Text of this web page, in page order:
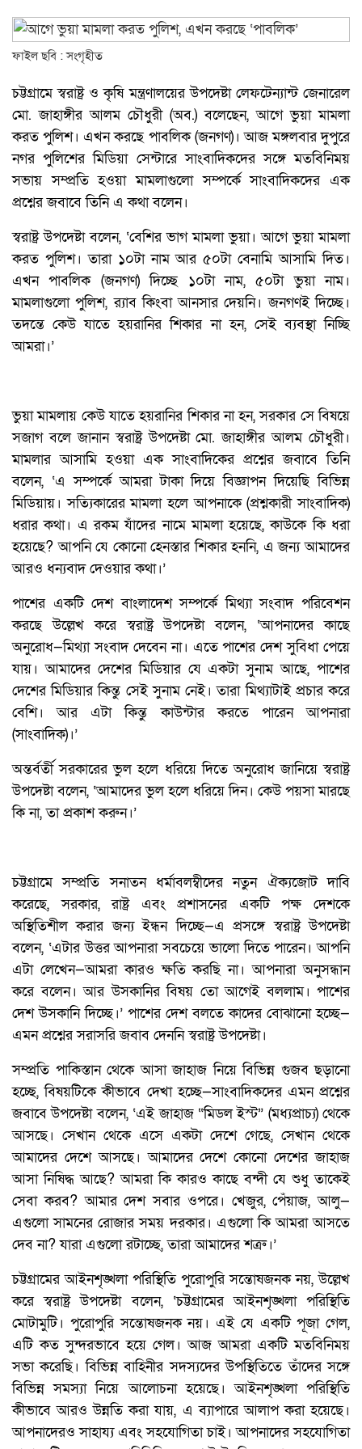
ফাইল ছবি : সংগৃহীত
চট্টগ্রামে স্বরাষ্ট্র ও কৃষি মন্ত্রণালয়ের উপদেষ্টা লেফটেন্যান্ট জেনারেল
মো. জাহাঙ্গীর আলম চৌধুরী (অব.) বলেছেন, আগে ভুয়া মামলা
করত পুলিশ। এখন করছে পাবলিক (জনগণ)। আজ মঙ্গলবার দুপুরে
নগর পুলিশের মিডিয়া সেন্টারে সাংবাদিকদের সঙ্গে মতবিনিময়
সভায় সম্প্রতি হওয়া মামলাগুলো সম্পর্কে সাংবাদিকদের এক
প্রশ্নের জবাবে তিনি এ কথা বলেন।
স্বরাষ্ট্র উপদেষ্টা বলেন, ‘বেশির ভাগ মামলা ভুয়া। আগে ভুয়া মামলা
করত পুলিশ। তারা ১০টা নাম আর ৫০টা বেনামি আসামি দিত।
এখন পাবলিক (জনগণ) দিচ্ছে ১০টা নাম, ৫০টা ভুয়া নাম।
মামলাগুলো পুলিশ, র‍্যাব কিংবা আনসার দেয়নি। জনগণই দিচ্ছে।
তদন্তে কেউ যাতে হয়রানির শিকার না হন, সেই ব্যবস্থা নিচ্ছি
আমরা।’
ভুয়া মামলায় কেউ যাতে হয়রানির শিকার না হন, সরকার সে বিষয়ে
সজাগ বলে জানান স্বরাষ্ট্র উপদেষ্টা মো. জাহাঙ্গীর আলম চৌধুরী।
মামলার আসামি হওয়া এক সাংবাদিকের প্রশ্নের জবাবে তিনি
বলেন, ‘এ সম্পর্কে আমরা টাকা দিয়ে বিজ্ঞাপন দিয়েছি বিভিন্ন
মিডিয়ায়। সত্যিকারের মামলা হলে আপনাকে (প্রশ্নকারী সাংবাদিক)
ধরার কথা। এ রকম যাঁদের নামে মামলা হয়েছে, কাউকে কি ধরা
হয়েছে? আপনি যে কোনো হেনস্তার শিকার হননি, এ জন্য আমাদের
আরও ধন্যবাদ দেওয়ার কথা।’
পাশের একটি দেশ বাংলাদেশ সম্পর্কে মিথ্যা সংবাদ পরিবেশন
করছে উল্লেখ করে স্বরাষ্ট্র উপদেষ্টা বলেন, ‘আপনাদের কাছে
অনুরোধ—মিথ্যা সংবাদ দেবেন না। এতে পাশের দেশ সুবিধা পেয়ে
যায়। আমাদের দেশের মিডিয়ার যে একটা সুনাম আছে, পাশের
দেশের মিডিয়ার কিন্তু সেই সুনাম নেই। তারা মিথ্যাটাই প্রচার করে
বেশি। আর এটা কিন্তু কাউন্টার করতে পারেন আপনারা
(সাংবাদিক)।’
অন্তর্বর্তী সরকারের ভুল হলে ধরিয়ে দিতে অনুরোধ জানিয়ে স্বরাষ্ট্র
উপদেষ্টা বলেন, ‘আমাদের ভুল হলে ধরিয়ে দিন। কেউ পয়সা মারছে
কি না, তা প্রকাশ করুন।’
চট্টগ্রামে সম্প্রতি সনাতন ধর্মাবলম্বীদের নতুন ঐক্যজোট দাবি
করেছে, সরকার, রাষ্ট্র এবং প্রশাসনের একটি পক্ষ দেশকে
অস্থিতিশীল করার জন্য ইন্ধন দিচ্ছে—এ প্রসঙ্গে স্বরাষ্ট্র উপদেষ্টা
বলেন, ‘এটার উত্তর আপনারা সবচেয়ে ভালো দিতে পারেন। আপনি
এটা লেখেন—আমরা কারও ক্ষতি করছি না। আপনারা অনুসন্ধান
করে বলেন। আর উসকানির বিষয় তো আগেই বললাম। পাশের
দেশ উসকানি দিচ্ছে।’ পাশের দেশ বলতে কাদের বোঝানো হচ্ছে—
এমন প্রশ্নের সরাসরি জবাব দেননি স্বরাষ্ট্র উপদেষ্টা।
সম্প্রতি পাকিস্তান থেকে আসা জাহাজ নিয়ে বিভিন্ন গুজব ছড়ানো
হচ্ছে, বিষয়টিকে কীভাবে দেখা হচ্ছে—সাংবাদিকদের এমন প্রশ্নের
জবাবে উপদেষ্টা বলেন, ‘এই জাহাজ “মিডল ইস্ট” (মধ্যপ্রাচ্য) থেকে
আসছে। সেখান থেকে এসে একটা দেশে গেছে, সেখান থেকে
আমাদের দেশে আসছে। আমাদের দেশে কোনো দেশের জাহাজ
আসা নিষিদ্ধ আছে? আমরা কি কারও কাছে বন্দী যে শুধু তাকেই
সেবা করব? আমার দেশ সবার ওপরে। খেজুর, পেঁয়াজ, আলু—
এগুলো সামনের রোজার সময় দরকার। এগুলো কি আমরা আসতে
দেব না? যারা এগুলো রটাচ্ছে, তারা আমাদের শত্রু।’
চট্টগ্রামের আইনশৃঙ্খলা পরিস্থিতি পুরোপুরি সন্তোষজনক নয়, উল্লেখ
করে স্বরাষ্ট্র উপদেষ্টা বলেন, ‘চট্টগ্রামের আইনশৃঙ্খলা পরিস্থিতি
মোটামুটি। পুরোপুরি সন্তোষজনক নয়। এই যে একটি পূজা গেল,
এটি কত সুন্দরভাবে হয়ে গেল। আজ আমরা একটি মতবিনিময়
সভা করেছি। বিভিন্ন বাহিনীর সদস্যদের উপস্থিতিতে তাঁদের সঙ্গে
বিভিন্ন সমস্যা নিয়ে আলোচনা হয়েছে। আইনশৃঙ্খলা পরিস্থিতি
কীভাবে আরও উন্নতি করা যায়, এ ব্যাপারে আলাপ করা হয়েছে।
আপনাদেরও সাহায্য এবং সহযোগিতা চাই। আপনাদের সহযোগিতা